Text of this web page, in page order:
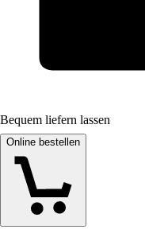
Bequem liefern lassen
Online bestellen